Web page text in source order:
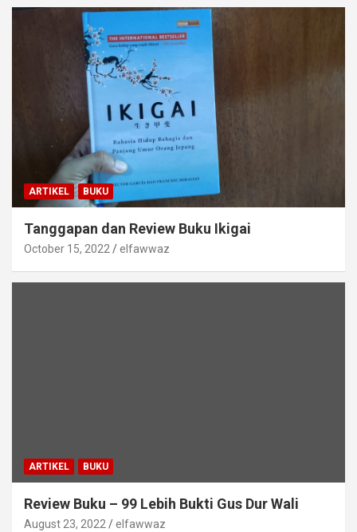
ARTIKEL BUKU
Tanggapan dan Review Buku Ikigai
October 15, 2022 elfawwaz
ARTIKEL BUKU
Review Buku – 99 Lebih Bukti Gus Dur Wali
August 23, 2022 elfawwaz